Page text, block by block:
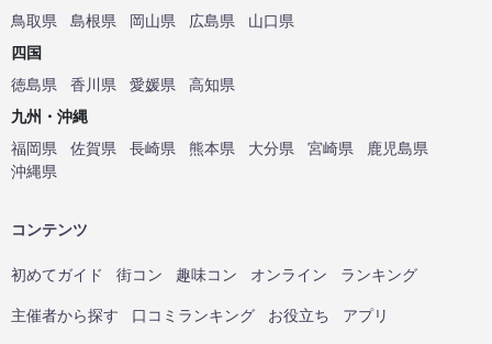
鳥取県
島根県 岡山県 広島県
山口県
四国
徳島県
香川県 愛媛県
高知県
九州・沖縄
福岡県
佐賀県 長崎県 熊本県 大分県 宮崎県
鹿児島県
沖縄県
コンテンツ
初めてガイド 街コン 趣味コン オンライン ランキング
主催者から探す 口コミランキング お役立ち アプリ